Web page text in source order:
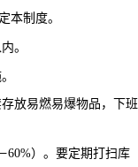
本制度。
。
放易燃易爆物品，下班
60%）。要定期打扫库